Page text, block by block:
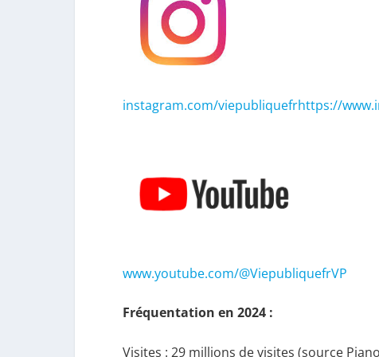
instagram.com/viepubliquefrhttps://
www.youtube.com/@ViepubliquefrVP
Fréquentation en 2024 :
Visites : 29 millions de visites (source